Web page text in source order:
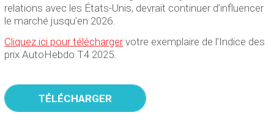
relations avec les États-Unis, devrait continuer d’influencer
le marché jusqu’en 2026.
Cliquez ici pour téléchargervotre exemplaire de l’Indice des
prix AutoHebdo T4 2025.
TÉLÉCHARGER